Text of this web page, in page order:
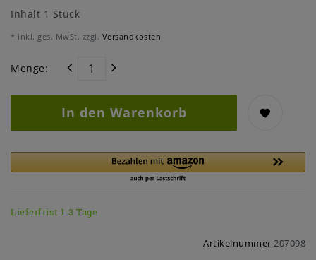
Inhalt 1 Stück
* inkl. ges. MwSt. zzgl. Versandkosten
Menge:
In den Warenkorb
Lieferfrist 1-3 Tage
Artikelnummer 207098